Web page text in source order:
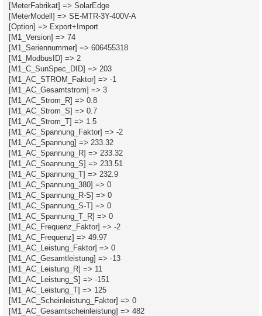
[MeterFabrikat] => SolarEdge
[MeterModell] => SE-MTR-3Y-400V-A
[Option] => Export+Import
[M1_Version] => 74
[M1_Seriennummer] => 606455318
[M1_ModbusID] => 2
[M1_C_SunSpec_DID] => 203
[M1_AC_STROM_Faktor] => -1
[M1_AC_Gesamtstrom] => 3
[M1_AC_Strom_R] => 0.8
[M1_AC_Strom_S] => 0.7
[M1_AC_Strom_T] => 1.5
[M1_AC_Spannung_Faktor] => -2
[M1_AC_Spannung] => 233.32
[M1_AC_Spannung_R] => 233.32
[M1_AC_Soannung_S] => 233.51
[M1_AC_Spannung_T] => 232.9
[M1_AC_Spannung_380] => 0
[M1_AC_Spannung_R-S] => 0
[M1_AC_Spannung_S-T] => 0
[M1_AC_Spannung_T_R] => 0
[M1_AC_Frequenz_Faktor] => -2
[M1_AC_Frequenz] => 49.97
[M1_AC_Leistung_Faktor] => 0
[M1_AC_Gesamtleistung] => -13
[M1_AC_Leistung_R] => 11
[M1_AC_Leistung_S] => -151
[M1_AC_Leistung_T] => 125
[M1_AC_Scheinleistung_Faktor] => 0
[M1_AC_Gesamtscheinleistung] => 482